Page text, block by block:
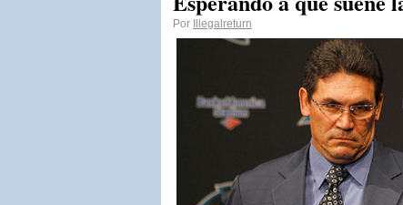
Por Illegalreturn